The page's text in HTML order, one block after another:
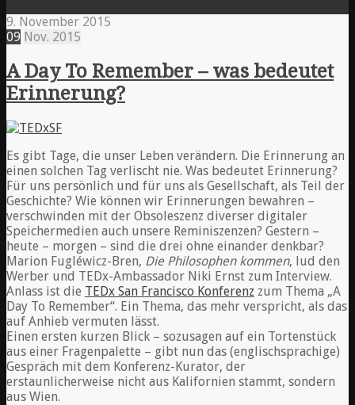
9. November 2015
09 Nov. 2015
A Day To Remember – was bedeutet
Erinnerung?
Es gibt Tage, die unser Leben verändern. Die Erinnerung an
einen solchen Tag verlischt nie. Was bedeutet Erinnerung?
Für uns persönlich und für uns als Gesellschaft, als Teil der
Geschichte? Wie können wir Erinnerungen bewahren –
verschwinden mit der Obsoleszenz diverser digitaler
Speichermedien auch unsere Reminiszenzen? Gestern –
heute – morgen – sind die drei ohne einander denkbar?
Marion Fugléwicz-Bren, Die Philosophen kommen, lud den
Werber und TEDx-Ambassador Niki Ernst zum Interview.
Anlass ist die TEDx San Francisco Konferenz zum Thema „A
Day To Remember“. Ein Thema, das mehr verspricht, als das
auf Anhieb vermuten lässt.
Einen ersten kurzen Blick – sozusagen auf ein Tortenstück
aus einer Fragenpalette – gibt nun das (englischsprachige)
Gespräch mit dem Konferenz-Kurator, der
erstaunlicherweise nicht aus Kalifornien stammt, sondern
aus Wien.